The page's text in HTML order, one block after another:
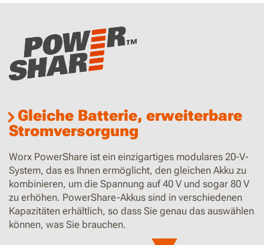
Gleiche Batterie, erweiterbare
Stromversorgung
Worx PowerShare ist ein einzigartiges modulares 20-V-
System, das es Ihnen ermöglicht, den gleichen Akku zu
kombinieren, um die Spannung auf 40 V und sogar 80 V
zu erhöhen. PowerShare-Akkus sind in verschiedenen
Kapazitäten erhältlich, so dass Sie genau das auswählen
können, was Sie brauchen.